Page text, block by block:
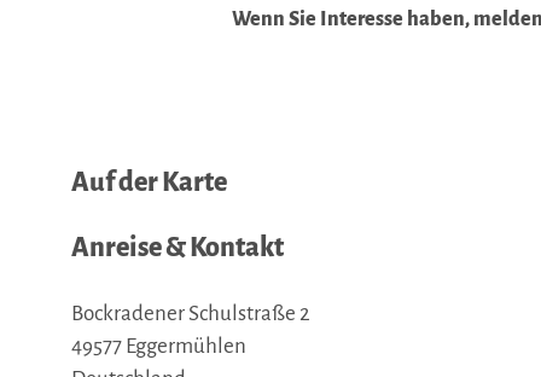
Wenn Sie Interesse haben,
Auf der Karte
Anreise & Kontakt
Bockradener Schulstraße 2
49577 Eggermühlen